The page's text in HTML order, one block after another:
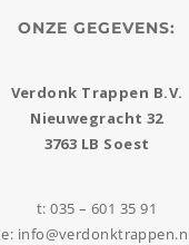
ONZE GEGEVENS:
Verdonk Trappen B.V.
Nieuwegracht 32
3763 LB Soest
t: 035 – 601 35 91
e: